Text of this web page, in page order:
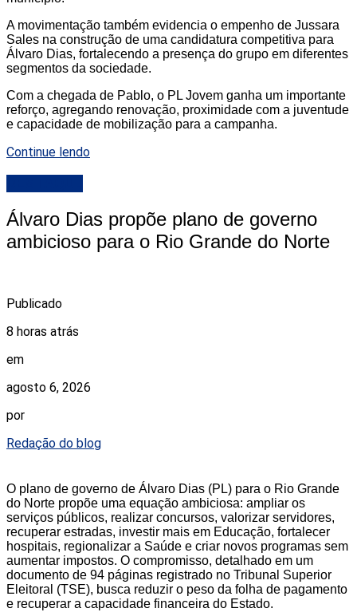
A movimentação também evidencia o empenho de Jussara
Sales na construção de uma candidatura competitiva para
Álvaro Dias, fortalecendo a presença do grupo em diferentes
segmentos da sociedade.
Com a chegada de Pablo, o PL Jovem ganha um importante
reforço, agregando renovação, proximidade com a juventude
e capacidade de mobilização para a campanha.
Continue lendo
Álvaro Dias propõe plano de governo
ambicioso para o Rio Grande do Norte
Publicado
8 horas atrás
em
agosto 6, 2026
por
Redação do blog
O plano de governo de Álvaro Dias (PL) para o Rio Grande
do Norte propõe uma equação ambiciosa: ampliar os
serviços públicos, realizar concursos, valorizar servidores,
recuperar estradas, investir mais em Educação, fortalecer
hospitais, regionalizar a Saúde e criar novos programas sem
aumentar impostos. O compromisso, detalhado em um
documento de 94 páginas registrado no Tribunal Superior
Eleitoral (TSE), busca reduzir o peso da folha de pagamento
e recuperar a capacidade financeira do Estado.